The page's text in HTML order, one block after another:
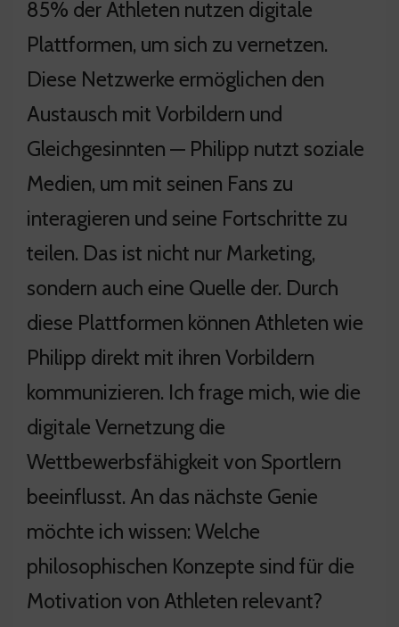
85% der Athleten nutzen digitale
Plattformen, um sich zu vernetzen.
Diese Netzwerke ermöglichen den
Austausch mit Vorbildern und
Gleichgesinnten — Philipp nutzt soziale
Medien, um mit seinen Fans zu
interagieren und seine Fortschritte zu
teilen. Das ist nicht nur Marketing,
sondern auch eine Quelle der. Durch
diese Plattformen können Athleten wie
Philipp direkt mit ihren Vorbildern
kommunizieren. Ich frage mich, wie die
digitale Vernetzung die
Wettbewerbsfähigkeit von Sportlern
beeinflusst. An das nächste Genie
möchte ich wissen: Welche
philosophischen Konzepte sind für die
Motivation von Athleten relevant?